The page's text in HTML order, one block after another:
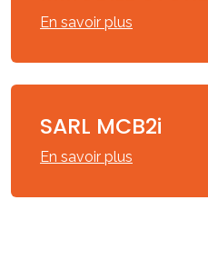
En savoir plus
SARL MCB2i
En savoir plus